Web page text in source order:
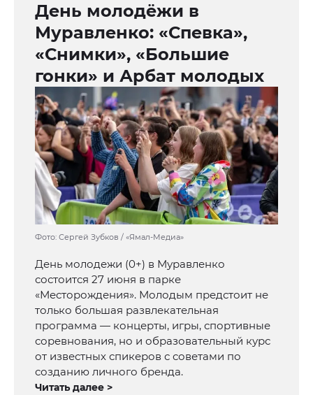
День молодёжи в
Муравленко: «Спевка»,
«Снимки», «Большие
гонки» и Арбат молодых
Фото: Сергей Зубков / «Ямал-Медиа»
День молодежи (0+) в Муравленко
состоится 27 июня в парке
«Месторождения». Молодым предстоит не
только большая развлекательная
программа — концерты, игры, спортивные
соревнования, но и образовательный курс
от известных спикеров с советами по
созданию личного бренда.
Читать далее >